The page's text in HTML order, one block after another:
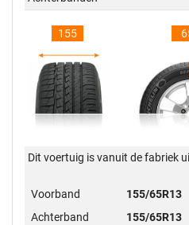
155
Dit voertuig is vanuit de fabriek
Voorband
155/65R13
Achterband
155/65R13